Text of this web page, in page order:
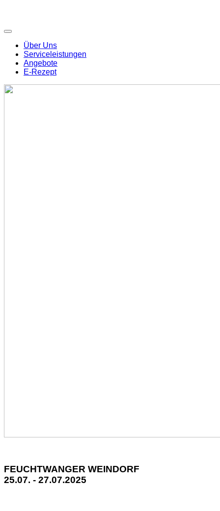
Über Uns
Serviceleistungen
Angebote
E-Rezept
FEUCHTWANGER WEINDORF
25.07. - 27.07.2025